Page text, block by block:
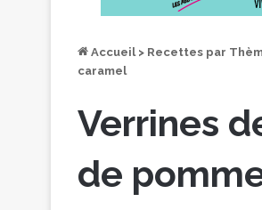
Accueil > Recettes par
caramel
Verrines
de